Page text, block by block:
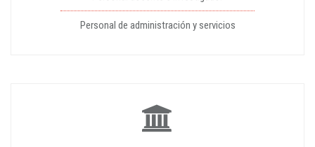
Personal de administración y servicios